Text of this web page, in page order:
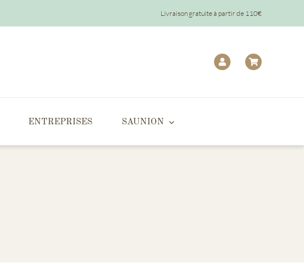
Livraison gratuite à partir de 110€
ENTREPRISES SAUNION